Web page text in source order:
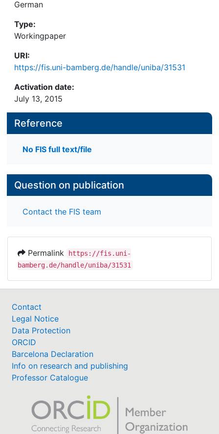
German
Type:
Workingpaper
URI:
https://fis.uni-bamberg.de/handle/uniba/31531
Activation date:
July 13, 2015
Reference
No FIS full text/file
Question on publication
Contact the FIS team
Permalink
https://fis.uni-
bamberg.de/handle/uniba/31531
Contact
Legal Notice
Data Protection
ORCID
Barcelona Declaration
Info on research and publishing
Professor Catalogue